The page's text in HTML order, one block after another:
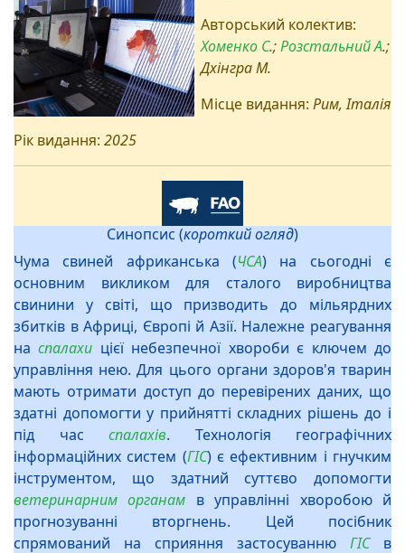
Авторський колектив:
Хоменко С.;Розстальний А.;
Дхінгра М.
Місце видання: Рим, Італія
Рік видання: 2025
Синопсис (короткий огляд)
Чума свиней африканська (ЧСА) на сьогодні є
основним викликом для сталого виробництва
свинини у світі, що призводить до мільярдних
збитків в Африці, Європі й Азії. Належне реагування
наспалахи цієї небезпечної хвороби є ключем до
управління нею. Для цього органи здоров'я тварин
мають отримати доступ до перевірених даних, що
здатні допомогти у прийнятті складних рішень до і
під час спалахів. Технологія географічних
інформаційних систем (ГІС) є ефективним і гнучким
інструментом, що здатний суттєво допомогти
ветеринарним органам в управлінні хворобою й
прогнозуванні вторгнень. Цей посібник
спрямований на сприяння застосуванню ГІСв